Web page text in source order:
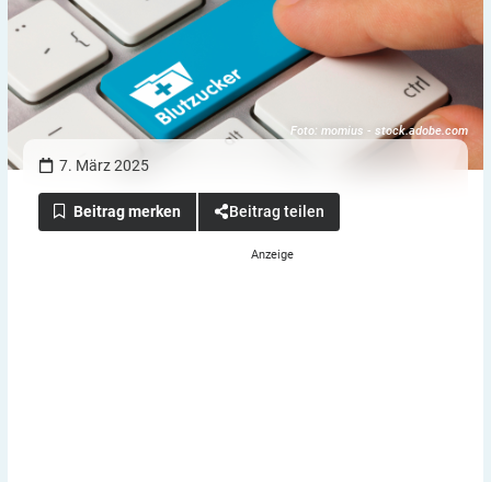
Foto: momius - stock.adobe.com
7. März 2025
Beitrag teilen